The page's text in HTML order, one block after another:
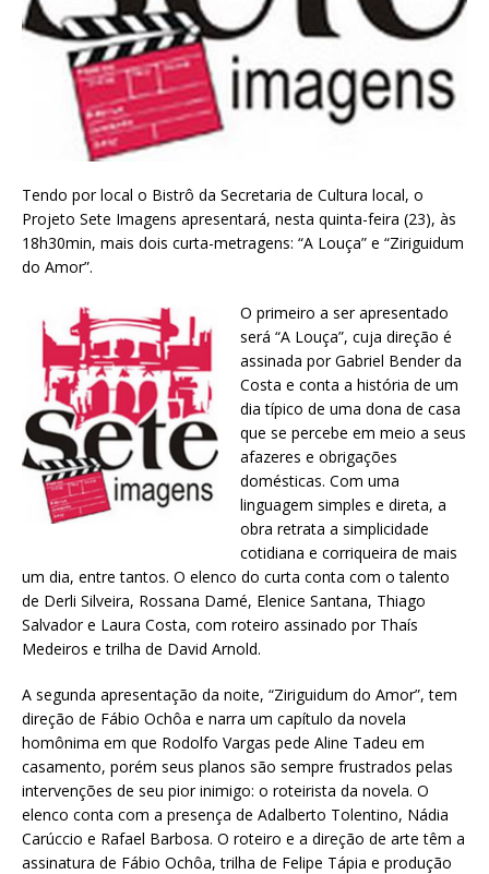
Tendo por local o Bistrô da Secretaria de Cultura local, o
Projeto Sete Imagens apresentará, nesta quinta-feira (23), às
18h30min, mais dois curta-metragens: “A Louça” e “Ziriguidum
do Amor”.
O primeiro a ser apresentado
será “A Louça”, cuja direção é
assinada por Gabriel Bender da
Costa e conta a história de um
dia típico de uma dona de casa
que se percebe em meio a seus
afazeres e obrigações
domésticas. Com uma
linguagem simples e direta, a
obra retrata a simplicidade
cotidiana e corriqueira de mais
um dia, entre tantos. O elenco do curta conta com o talento
de Derli Silveira, Rossana Damé, Elenice Santana, Thiago
Salvador e Laura Costa, com roteiro assinado por Thaís
Medeiros e trilha de David Arnold.
A segunda apresentação da noite, “Ziriguidum do Amor”, tem
direção de Fábio Ochôa e narra um capítulo da novela
homônima em que Rodolfo Vargas pede Aline Tadeu em
casamento, porém seus planos são sempre frustrados pelas
intervenções de seu pior inimigo: o roteirista da novela. O
elenco conta com a presença de Adalberto Tolentino, Nádia
Carúccio e Rafael Barbosa. O roteiro e a direção de arte têm a
assinatura de Fábio Ochôa, trilha de Felipe Tápia e produção